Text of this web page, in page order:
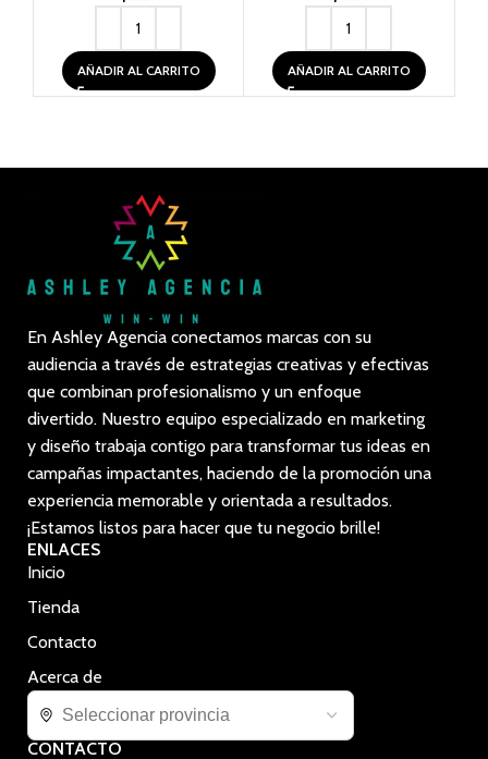
AÑADIR AL CARRITO AÑADIR AL CARRITO
En Ashley Agencia conectamos marcas con su
audiencia a través de estrategias creativas y efectivas
que combinan profesionalismo y un enfoque
divertido. Nuestro equipo especializado en marketing
y diseño trabaja contigo para transformar tus ideas en
campañas impactantes, haciendo de la promoción una
experiencia memorable y orientada a resultados.
¡Estamos listos para hacer que tu negocio brille!
ENLACES
Inicio
Tienda
Contacto
Acerca de
CONTACTO